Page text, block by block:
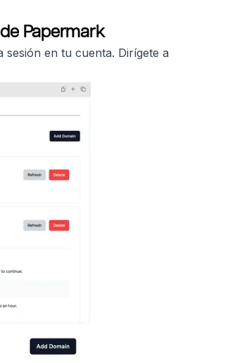
Papermark
sesión en tu cuenta. Dirígete a